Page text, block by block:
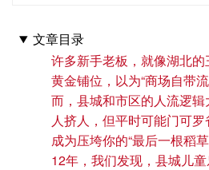
文章目录
许多新手老板，就像湖北
黄金铺位，以为“商场自带
而，县城和市区的人流逻
人挤人，但平时可能门可
成为压垮你的“最后一根稻
12年，我们发现，县城儿